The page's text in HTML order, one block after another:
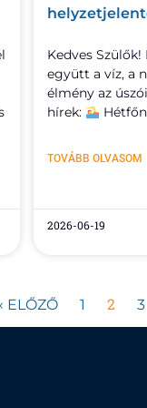
Kedves
együtt a víz, a
élmény az
hírek:
TOVÁBB OLVASOM
2026-06-19
ELŐZŐ 1 2 3